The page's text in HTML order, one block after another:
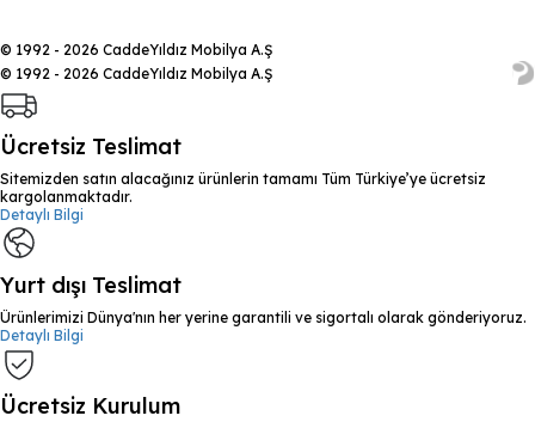
© 1992 - 2026 CaddeYıldız Mobilya A.Ş
© 1992 - 2026 CaddeYıldız Mobilya A.Ş
Ücretsiz Teslimat
Sitemizden satın alacağınız ürünlerin tamamı Tüm Türkiye’ye ücretsiz
kargolanmaktadır.
Detaylı Bilgi
Yurt dışı Teslimat
Ürünlerimizi Dünya'nın her yerine garantili ve sigortalı olarak gönderiyoruz.
Detaylı Bilgi
Ücretsiz Kurulum